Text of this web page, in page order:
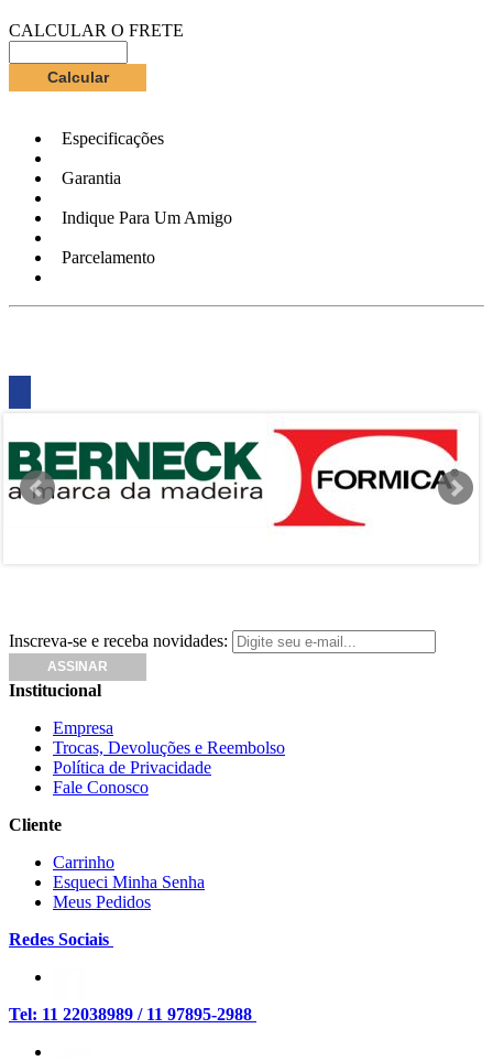
CALCULAR O FRETE
Especificações
Garantia
Indique Para Um Amigo
Parcelamento
Inscreva-se e receba novidades:
Institucional
Empresa
Trocas, Devoluções e Reembolso
Política de Privacidade
Fale Conosco
Cliente
Carrinho
Esqueci Minha Senha
Meus Pedidos
Redes Sociais
Tel: 11 22038989 / 11 97895-2988